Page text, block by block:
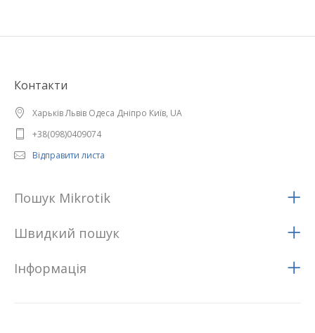
Контакти
Харьків Львів Одеса Дніпро Київ, UA
+38(098)0409074
Відправити листа
Пошук Mikrotik
Швидкий пошук
Iнформацiя